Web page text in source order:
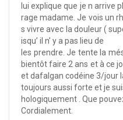
lui explique que je n arrive
rage madame. Je vois un
s vivre avec la douleur (
isqu’ il n’ y a pas lieu de
les prendre. Je tente la
bientôt faire 2 ans et à ce jour je suis sous spifen 400
toujours aussi forte et je
hologiquement . Que
Cordialement.